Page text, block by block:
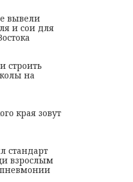
вывели
и сои для
строить
на
края зовут
стандарт
взрослым